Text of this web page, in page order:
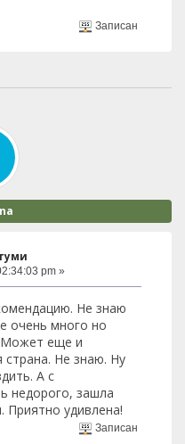
Записан
pm »
Не знаю
очень много но
Может еще и
страна. Не знаю. Ну
А с
недорого, зашла
Приятно удивлена!
Записан